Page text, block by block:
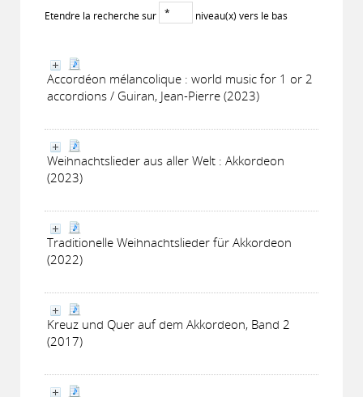
Etendre la recherche sur niveau(x) vers le bas
Accordéon mélancolique : world music for 1 or 2
accordions / Guiran, Jean-Pierre (2023)
Weihnachtslieder aus aller Welt : Akkordeon
(2023)
Traditionelle Weihnachtslieder für Akkordeon
(2022)
Kreuz und Quer auf dem Akkordeon, Band 2
(2017)